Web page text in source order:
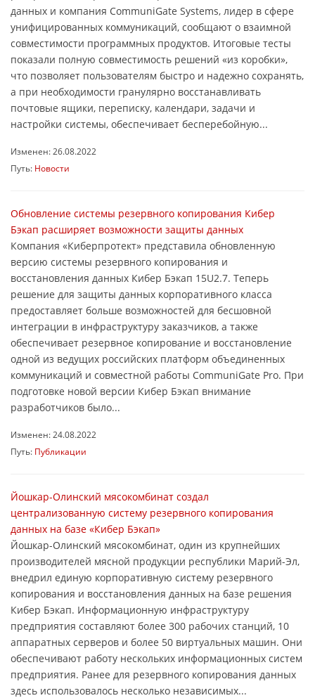
данных и компания CommuniGate Systems, лидер в сфере
унифицированных коммуникаций, сообщают о взаимной
совместимости программных продуктов. Итоговые тесты
показали полную совместимость решений «из коробки»,
что позволяет пользователям быстро и надежно сохранять,
а при необходимости гранулярно восстанавливать
почтовые ящики, переписку, календари, задачи и
настройки системы, обеспечивает бесперебойную...
Изменен: 26.08.2022
Путь: Новости
Обновление системы резервного копирования Кибер
Бэкап расширяет возможности защиты данных
Компания «Киберпротект» представила обновленную
версию системы резервного копирования и
восстановления данных Кибер Бэкап 15U2.7. Теперь
решение для защиты данных корпоративного класса
предоставляет больше возможностей для бесшовной
интеграции в инфраструктуру заказчиков, а также
обеспечивает резервное копирование и восстановление
одной из ведущих российских платформ объединенных
коммуникаций и совместной работы CommuniGate Pro. При
подготовке новой версии Кибер Бэкап внимание
разработчиков было...
Изменен: 24.08.2022
Путь: Публикации
Йошкар-Олинский мясокомбинат создал
централизованную систему резервного копирования
данных на базе «Кибер Бэкап»
Йошкар-Олинский мясокомбинат, один из крупнейших
производителей мясной продукции республики Марий-Эл,
внедрил единую корпоративную систему резервного
копирования и восстановления данных на базе решения
Кибер Бэкап. Информационную инфраструктуру
предприятия составляют более 300 рабочих станций, 10
аппаратных серверов и более 50 виртуальных машин. Они
обеспечивают работу нескольких информационных систем
предприятия. Ранее для резервного копирования данных
здесь использовалось несколько независимых...